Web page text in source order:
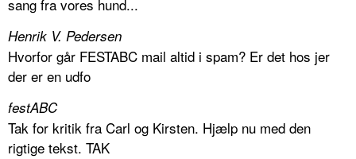
sang fra vores hund...
Henrik V. Pedersen
Hvorfor går FESTABC mail altid i spam? Er det hos jer
der er en udfo
festABC
Tak for kritik fra Carl og Kirsten. Hjælp nu med den
rigtige tekst. TAK